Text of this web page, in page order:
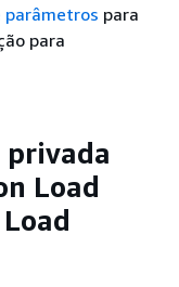
parâmetros para
para
privada
Load